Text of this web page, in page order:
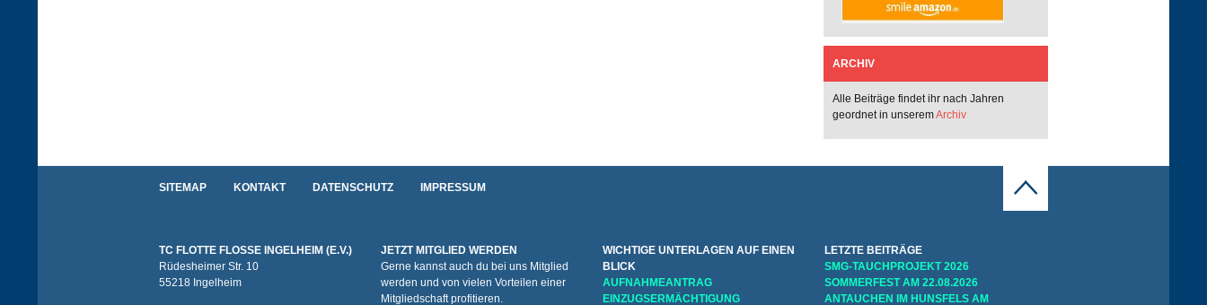
ARCHIV
Alle Beiträge findet ihr nach Jahren
geordnet in unseremArchiv
SITEMAP KONTAKT DATENSCHUTZ IMPRESSUM
TC FLOTTE FLOSSE INGELHEIM (E.V.)
Rüdesheimer Str. 10
55218 Ingelheim
JETZT MITGLIED WERDEN
Gerne kannst auch du bei uns Mitglied
werden und von vielen Vorteilen einer
Mitgliedschaft profitieren.
WICHTIGE UNTERLAGEN AUF EINEN
BLICK
AUFNAHMEANTRAG
EINZUGSERMÄCHTIGUNG
LETZTE BEITRÄGE
SMG-TAUCHPROJEKT 2026
SOMMERFEST AM 22.08.2026
ANTAUCHEN IM HUNSFELS AM